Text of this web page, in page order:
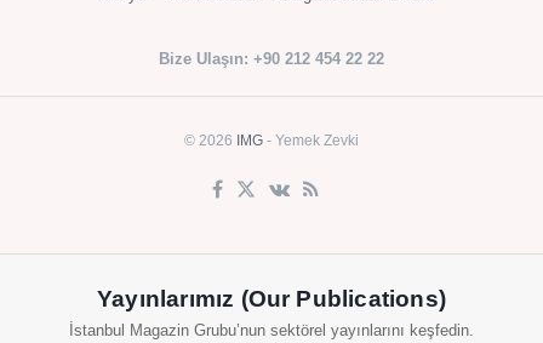
Bize Ulaşın: +90 212 454 22 22
© 2026 IMG - Yemek Zevki
Yayınlarımız (Our Publications)
İstanbul Magazin Grubu’nun sektörel yayınlarını keşfedin.